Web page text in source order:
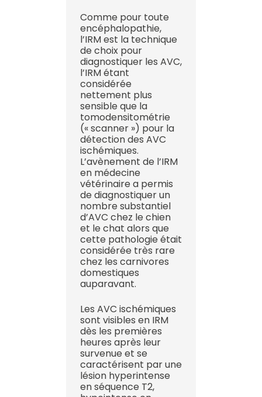
Comme pour toute
encéphalopathie,
l’IRM est la technique
de choix pour
diagnostiquer les AVC,
l’IRM étant
considérée
nettement plus
sensible que la
tomodensitométrie
(« scanner ») pour la
détection des AVC
ischémiques.
L’avènement de l’IRM
en médecine
vétérinaire a permis
de diagnostiquer un
nombre substantiel
d’AVC chez le chien
et le chat alors que
cette pathologie était
considérée très rare
chez les carnivores
domestiques
auparavant.
Les AVC ischémiques
sont visibles en IRM
dès les premières
heures après leur
survenue et se
caractérisent par une
lésion hyperintense
en séquence T2,